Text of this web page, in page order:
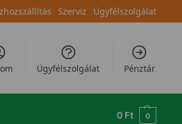
Szerviz Ügyfélszolgálat
Ügyfélszolgálat Pénztár
0 Ft 0